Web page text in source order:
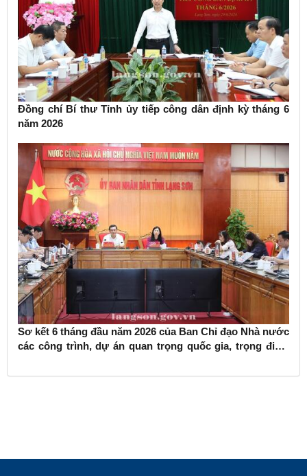
Đồng chí Bí thư Tỉnh ủy tiếp công dân định kỳ tháng 6
năm 2026
Sơ kết 6 tháng đầu năm 2026 của Ban Chỉ đạo Nhà nước
các công trình, dự án quan trọng quốc gia, trọng điểm